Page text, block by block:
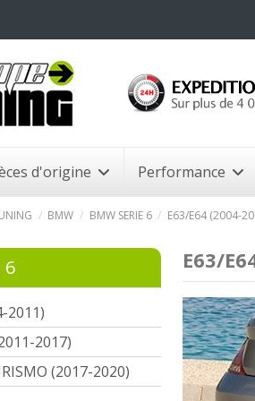
d'origine Performance
BMW BMW SERIE 6 E63/E64 (2004-
E63/
6
2011)
2017)
(2017-2020)